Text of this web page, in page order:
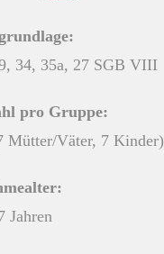
34, 35a, 27 SGB VIII
pro Gruppe:
Mütter/Väter, 7 Kinder)
Jahren